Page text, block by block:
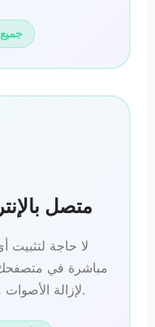
متصل
لا حاجة لتثبيت
لإزالة الأصوات من أي مكان، في أي وقت.